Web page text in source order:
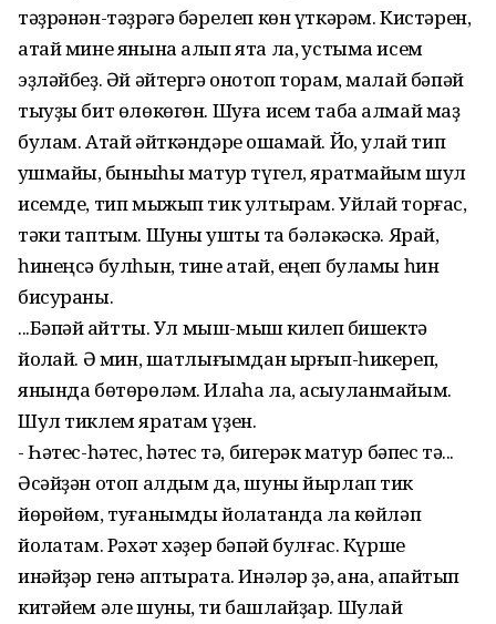
тәҙрәнән-тәҙрәгә бәрелеп көн үткәрәм. Кистәрен,
атай мине янына алып ята ла, ҡустыма исем
эҙләйбеҙ. Әй әйтергә онотоп торам, малай бәпәй
тыуҙы бит өлөкөгөн. Шуға исем таба алмай маҙ
булам. Атай әйткәндәре оҡшамай. Йоҡ, улай тип
ҡушмайыҡ, быныһы матур түгел, яратмайым шул
исемде, тип мыжып тик ултырам. Уйлай торғас,
тәки таптым. Шуны ҡуштыҡ та бәләкәскә. Ярай,
һинеңсә булһын, тине атай, еңеп буламы һин
бисураны.
...Бәпәй ҡайтты. Ул мыш-мыш килеп бишектә
йоҡлай. Ә мин, шатлығымдан ырғып-һикереп,
янында бөтөрөләм. Илаһа ла, асыуланмайым.
Шул тиклем яратам үҙен.
- Һәтес-һәтес, һәтес тә, бигерәк матур бәпес тә...
Әсәйҙән отоп алдым да, шуны йырлап тик
йөрөйөм, туғанымды йоҡлатҡанда ла көйләп
йоҡлатам. Рәхәт хәҙер бәпәй булғас. Күрше
инәйҙәр генә аптырата. Инәләр ҙә, ҡана, апҡайтып
китәйем әле шуны, ти башлайҙар. Шулай